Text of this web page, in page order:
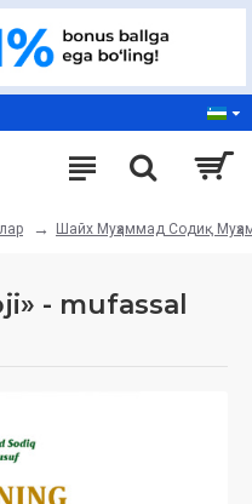
Шайх Муҳаммад Содиқ
- mufassal